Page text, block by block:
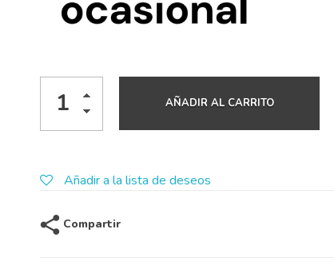
AÑADIR AL CARRITO
Añadir a la lista de deseos
Compartir